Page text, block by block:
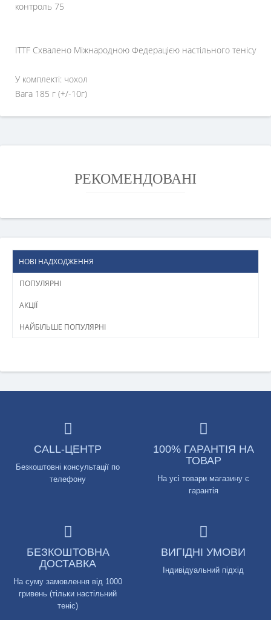
контроль 75
ITTF Схвалено Міжнародною Федерацією настільного тенісу
У комплекті: чохол
Вага 185 г (+/-10г)
РЕКОМЕНДОВАНІ
НОВІ НАДХОДЖЕННЯ
ПОПУЛЯРНІ
АКЦІЇ
НАЙБІЛЬШЕ ПОПУЛЯРНІ
CALL-ЦЕНТР
Безкоштовні консультації по
телефону
100% ГАРАНТІЯ НА
ТОВАР
На усі товари магазину є
гарантія
БЕЗКОШТОВНА
ДОСТАВКА
На суму замовлення від 1000
гривень (тільки настільний
теніс)
ВИГІДНІ УМОВИ
Індивідуальний підхід